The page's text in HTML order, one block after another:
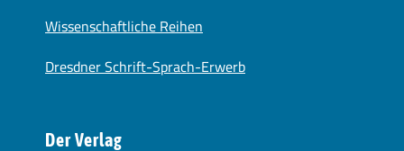
Wissenschaftliche Reihen
Dresdner Schrift-Sprach-Erwerb
Der Verlag